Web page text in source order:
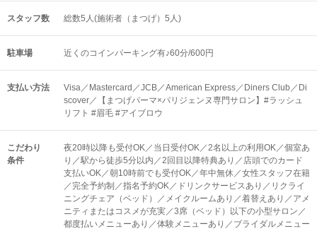
スタッフ数 総数5人(施術者（まつげ）5人)
駐車場 近くのコインパーキング有♪60分/600円
支払い方法
Visa／Mastercard／JCB／American Express／Diners Club／Di
scover／【まつげパーマ×パリジェンヌ専門サロン】#ラッシュ
リフト #眉毛 #アイブロウ
こだわり
条件
夜20時以降も受付OK／当日受付OK／2名以上の利用OK／個室あ
り／駅から徒歩5分以内／2回目以降特典あり／店頭でのカード
支払いOK／朝10時前でも受付OK／年中無休／女性スタッフ在籍
／完全予約制／指名予約OK／ドリンクサービスあり／リクライ
ニングチェア（ベッド）／メイクルームあり／着替えあり／アメ
ニティまたはコスメが充実／3席（ベッド）以下の小型サロン／
都度払いメニューあり／体験メニューあり／ブライダルメニュー